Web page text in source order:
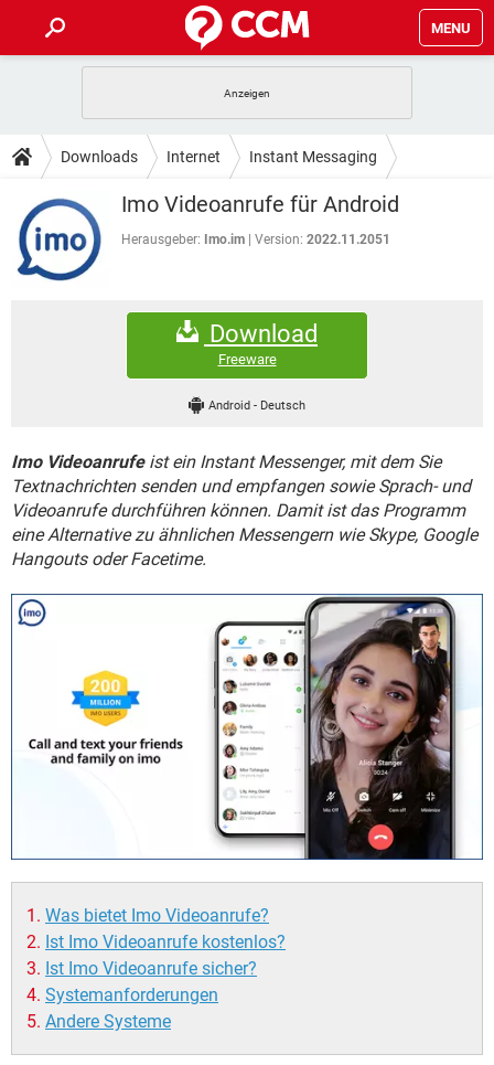
MENU
ANDROID IOS
WINDOWS 10 INSTAGRAM
WHATSAPP TIKTOK
FACEBOOK
TIPPS & TRICKS
SPIELE
ANDROID
WINDOWS 10
HARDWARE
DOWNLOADS
SPIELE STREAMING
ANDROID
INSTAGRAM
TIKTOK
FORUM
IOS
INSTAGRAM
TIKTOK
STREAMING
WHATSAPP TIKTOK
FACEBOOK HARDWARE
Downloads Internet Instant Messaging
Imo Videoanrufe für Android
Herausgeber: Imo.im Version: 2022.11.2051
Download
Freeware
Android - Deutsch
Imo Videoanrufeist ein Instant Messenger, mit dem Sie
Textnachrichten senden und empfangen sowie Sprach- und
Videoanrufe durchführen können. Damit ist das Programm
eine Alternative zu ähnlichen Messengern wie Skype, Google
Hangouts oder Facetime.
Was bietet Imo Videoanrufe?
Ist Imo Videoanrufe kostenlos?
Ist Imo Videoanrufe sicher?
Systemanforderungen
Andere Systeme